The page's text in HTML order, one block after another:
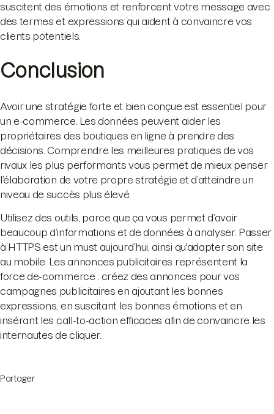
suscitent des émotions et renforcent votre message avec
des termes et expressions qui aident à convaincre vos
clients potentiels.
Conclusion
Avoir une stratégie forte et bien conçue est essentiel pour
un e-commerce. Les données peuvent aider les
propriétaires des boutiques en ligne à prendre des
décisions. Comprendre les meilleures pratiques de vos
rivaux les plus performants vous permet de mieux penser
l’élaboration de votre propre stratégie et d’atteindre un
niveau de succès plus élevé.
Utilisez des outils, parce que ça vous permet d’avoir
beaucoup d’informations et de données à analyser. Passer
à HTTPS est un must aujourd’hui, ainsi qu'adapter son site
au mobile. Les annonces publicitaires représentent la
force de-commerce : créez des annonces pour vos
campagnes publicitaires en ajoutant les bonnes
expressions, en suscitant les bonnes émotions et en
insérant les call-to-action efficaces afin de convaincre les
internautes de cliquer.
Partager